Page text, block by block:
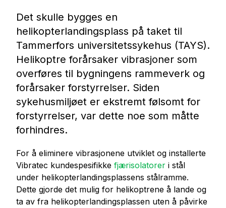
Det skulle bygges en
helikopterlandingsplass på taket til
Tammerfors universitetssykehus (TAYS).
Helikoptre forårsaker vibrasjoner som
overføres til bygningens rammeverk og
forårsaker forstyrrelser. Siden
sykehusmiljøet er ekstremt følsomt for
forstyrrelser, var dette noe som måtte
forhindres.
For å eliminere vibrasjonene utviklet og installerte
Vibratec kundespesifikke fjærisolatorer i stål
under helikopterlandingsplassens stålramme.
Dette gjorde det mulig for helikoptrene å lande og
ta av fra helikopterlandingsplassen uten å påvirke